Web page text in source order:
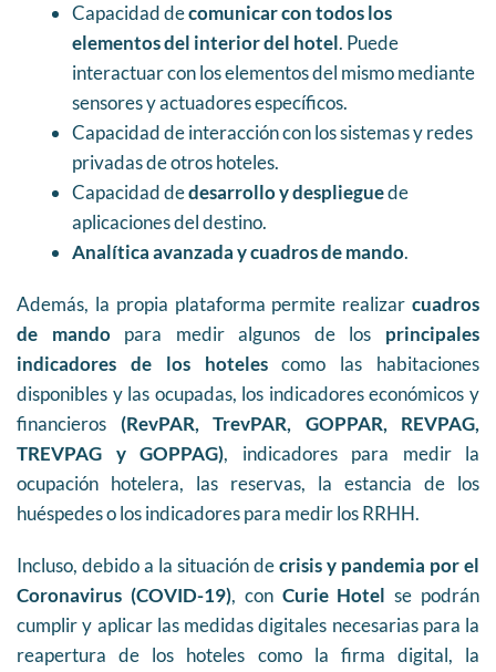
Capacidad decomunicar con todos los
elementos del interior del hotel. Puede
interactuar con los elementos del mismo mediante
sensores y actuadores específicos.
Capacidad de interacción con los sistemas y redes
privadas de otros hoteles.
Capacidad dedesarrollo y desplieguede
aplicaciones del destino.
Analítica avanzada y cuadros de mando.
Además, la propia plataforma permite realizar cuadros
de mandopara medir algunos de los principales
indicadores de los hotelescomo las habitaciones
disponibles y las ocupadas, los indicadores económicos y
financieros (RevPAR, TrevPAR, GOPPAR, REVPAG,
TREVPAG y GOPPAG), indicadores para medir la
ocupación hotelera, las reservas, la estancia de los
huéspedes o los indicadores para medir los RRHH.
Incluso, debido a la situación decrisis y pandemia por el
Coronavirus (COVID-19), con Curie Hotel se podrán
cumplir y aplicar las medidas digitales necesarias para la
reapertura de los hoteles como la firma digital, la